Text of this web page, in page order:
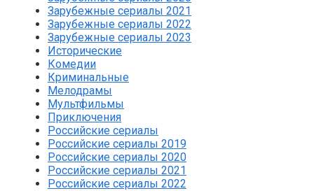
Зарубежные сериалы 2021
Зарубежные сериалы 2022
Зарубежные сериалы 2023
Исторические
Комедии
Криминальные
Мелодрамы
Мультфильмы
Приключения
Российские сериалы
Российские сериалы 2019
Российские сериалы 2020
Российские сериалы 2021
Российские сериалы 2022